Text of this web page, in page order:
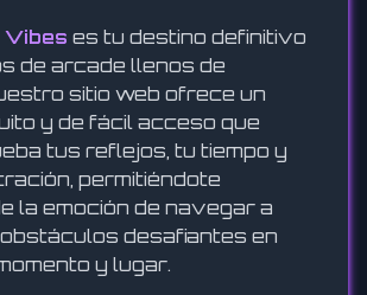
Vibes es tu destino definitivo
de arcade llenos de
sitio web ofrece un
y de fácil acceso que
tus reflejos, tu tiempo y
permitiéndote
la emoción de navegar a
desafiantes en
y lugar.